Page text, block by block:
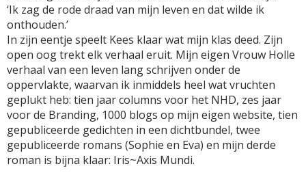
‘Ik zag de rode draad van mijn leven en dat wilde ik
onthouden.’
In zijn eentje speelt Kees klaar wat mijn klas deed. Zijn
open oog trekt elk verhaal eruit. Mijn eigen Vrouw Holle
verhaal van een leven lang schrijven onder de
oppervlakte, waarvan ik inmiddels heel wat vruchten
geplukt heb: tien jaar columns voor het NHD, zes jaar
voor de Branding, 1000 blogs op mijn eigen website, tien
gepubliceerde gedichten in een dichtbundel, twee
gepubliceerde romans (Sophie en Eva) en mijn derde
roman is bijna klaar: Iris~Axis Mundi.